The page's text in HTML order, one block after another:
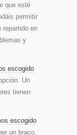
que esté
permitir
repartido en
y
escogido
Un
tienen
escogido
un braco,